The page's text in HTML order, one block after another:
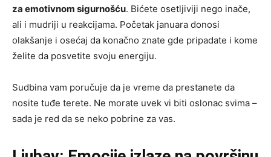
za emotivnom sigurnošću. Bićete osetljiviji nego inače,
ali i mudriji u reakcijama. Početak januara donosi
olakšanje i osećaj da konačno znate gde pripadate i kome
želite da posvetite svoju energiju.
Sudbina vam poručuje da je vreme da prestanete da
nosite tuđe terete. Ne morate uvek vi biti oslonac svima –
sada je red da se neko pobrine za vas.